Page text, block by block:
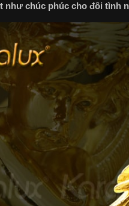
như chúc phúc cho đôi tình